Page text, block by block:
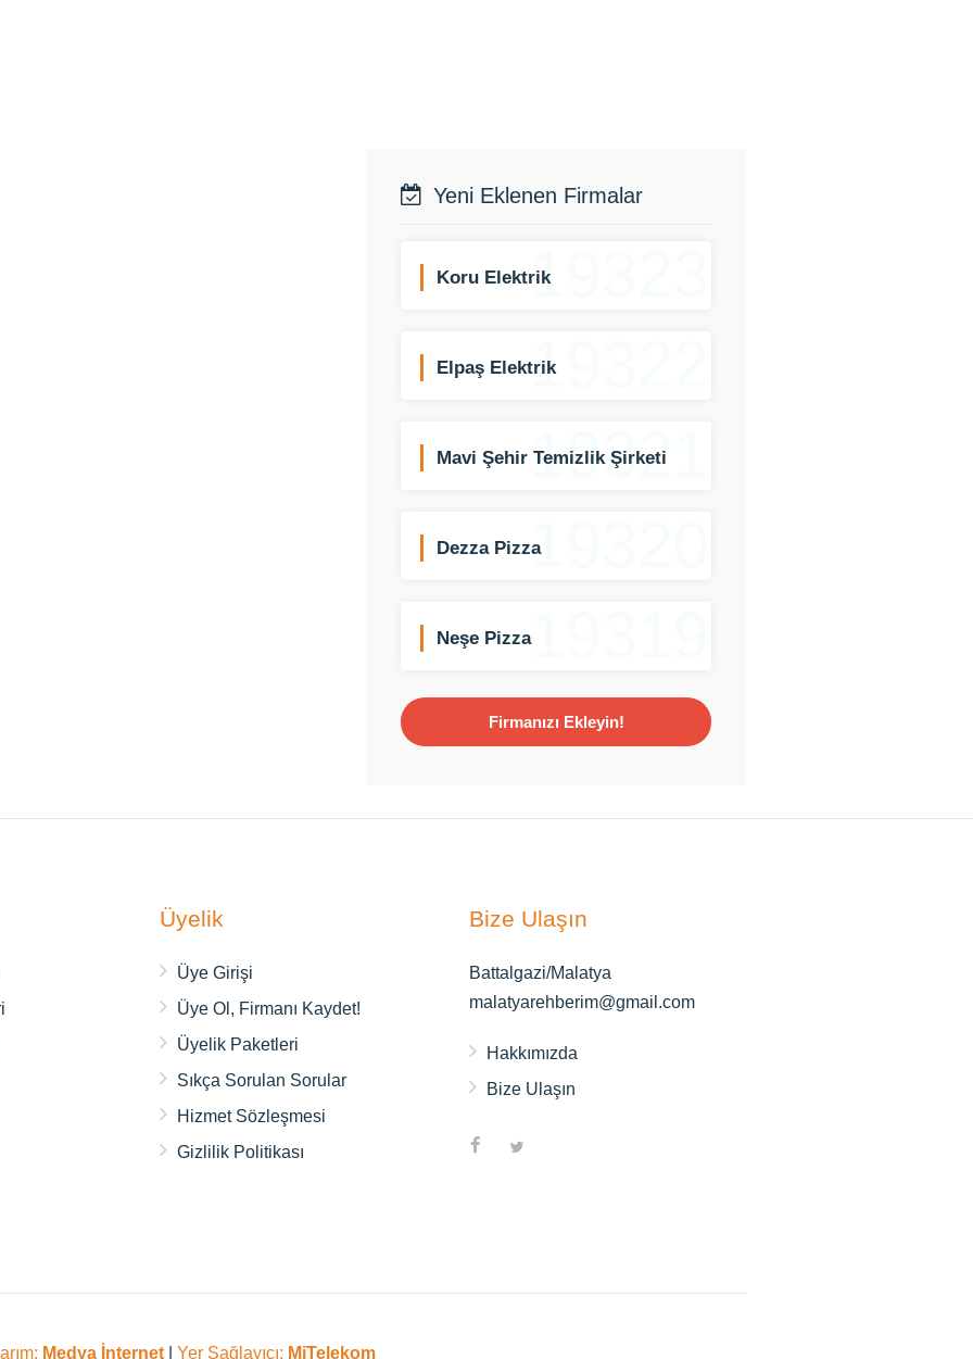
Yeni Eklenen Firmalar
19323
Koru Elektrik
19322
Elpaş Elektrik
19321
Mavi Şehir Temizlik Şirketi
19320
Dezza Pizza
19319
Neşe Pizza
Firmanızı Ekleyin!
Üyelik
Üye Girişi
Üye Ol, Firmanı Kaydet!
Üyelik Paketleri
Sıkça Sorulan Sorular
Hizmet Sözleşmesi
Gizlilik Politikası
Bize Ulaşın
Battalgazi/Malatya
malatyarehberim@gmail.com
Hakkımızda
Bize Ulaşın
Medya İnternet Yer Sağlayıcı: MiTelekom